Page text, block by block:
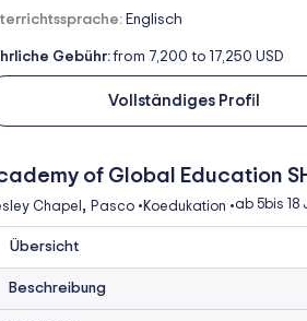
Englisch
Gebühr:from 7,200 to 17,250 USD
Vollständiges Profil
of Global Education
Chapel , Pasco • Koedukation •ab 5bis 18
Übersicht
Beschreibung